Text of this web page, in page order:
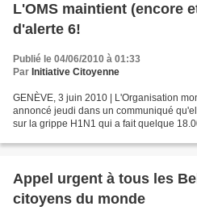
L'OMS maintient (encore
d'alerte 6!
Publié le 04/06/2010 à 01:33
Par Initiative Citoyenne
GENÈVE, 3 juin 2010 | L'Organisation
annoncé jeudi dans un communiqué
sur la grippe H1N1 qui a fait quelque
Appel urgent à tous les
citoyens du monde